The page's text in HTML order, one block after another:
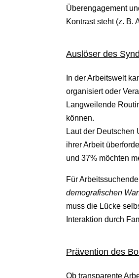
Überengagement
Kontrast steht (z. B.
Auslöser des
In der Arbeitswelt
organisiert oder
Langweilende
können.
Laut der Deutschen
ihrer Arbeit
und 37% möchten
Für
demografischen
muss die Lücke
Interaktion durch
Prävention des
Ob transparente